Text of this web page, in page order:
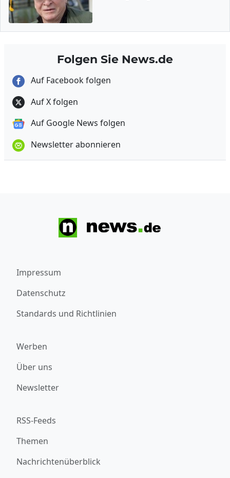
Folgen Sie News.de
Auf Facebook folgen
Auf X folgen
Auf Google News folgen
Newsletter abonnieren
Impressum
Datenschutz
Standards und Richtlinien
Werben
Über uns
Newsletter
RSS-Feeds
Themen
Nachrichtenüberblick